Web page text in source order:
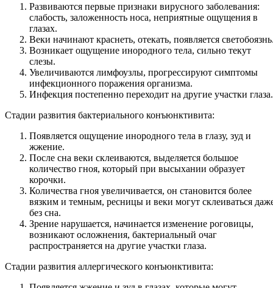
Развиваются первые признаки вирусного заболевания:
слабость, заложенность носа, неприятные ощущения в
глазах.
Веки начинают краснеть, отекать, появляется
Возникает ощущение инородного тела, сильно текут
слезы.
Увеличиваются лимфоузлы, прогрессируют симптомы
инфекционного поражения организма.
Инфекция постепенно переходит на другие участки глаза.
Стадии развития бактериального конъюнктивита:
Появляется ощущение инородного тела в глазу, зуд и
жжение.
После сна веки склеиваются, выделяется большое
количество гноя, который при высыхании образует
корочки.
Количества гноя увеличивается, он становится более
вязким и темным, ресницы и веки могут склеиваться
без сна.
Зрение нарушается, начинается изменение роговицы,
возникают осложнения, бактериальный очаг
распространяется на другие участки глаза.
Стадии развития аллергического конъюнктивита: